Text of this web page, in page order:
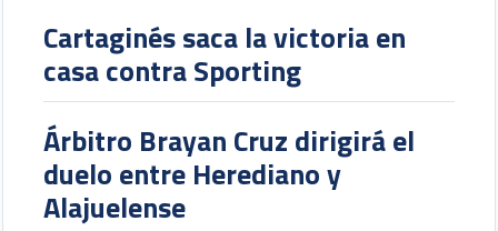
Cartaginés saca la victoria en
casa contra Sporting
Árbitro Brayan Cruz dirigirá el
duelo entre Herediano y
Alajuelense